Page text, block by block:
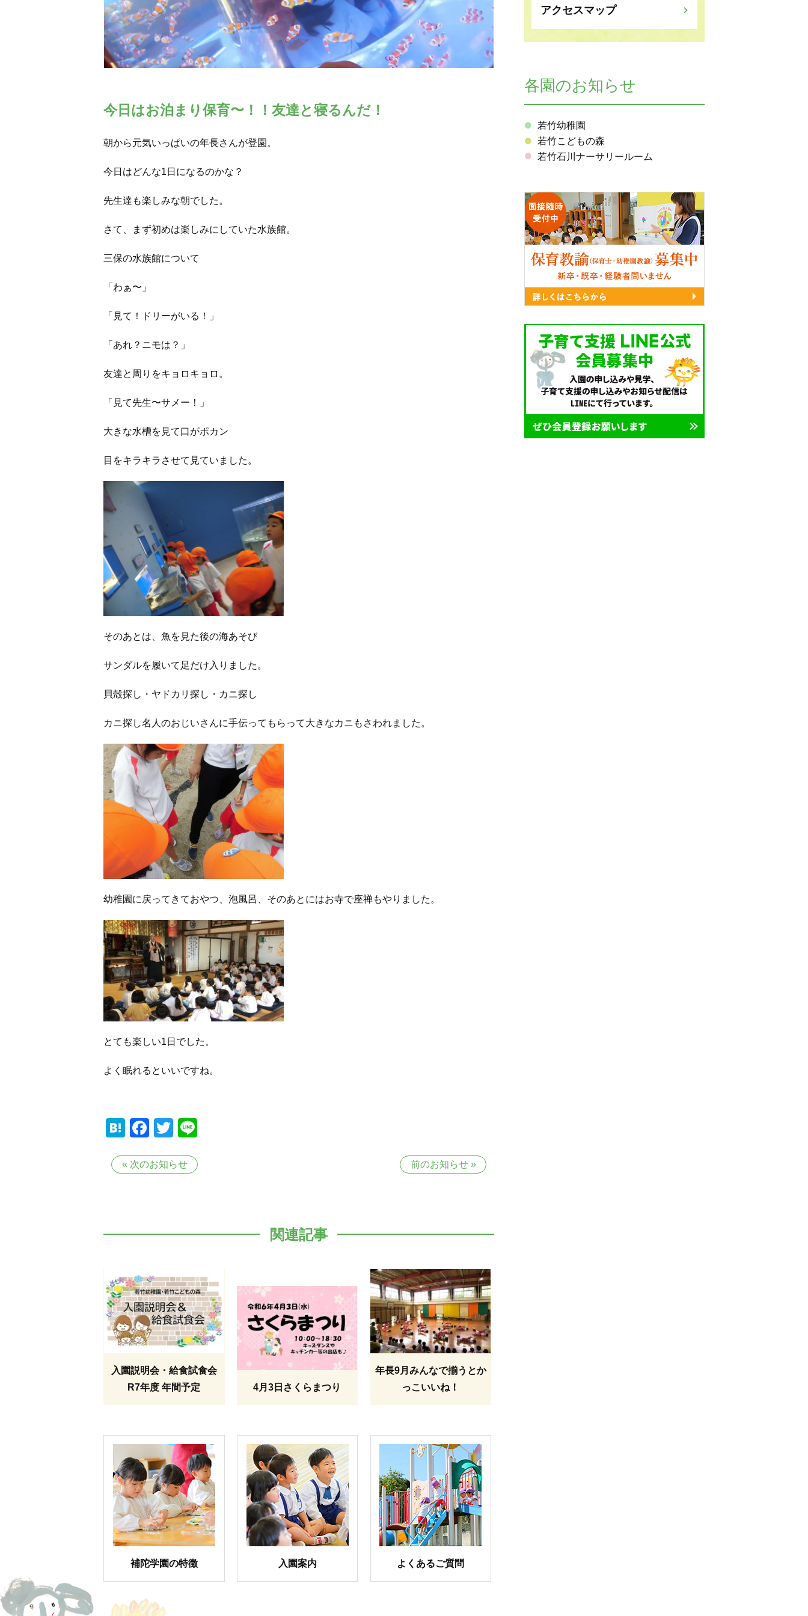
今日はお泊まり保育〜！！友達と寝るんだ！
朝から元気いっぱいの年長さんが登園。
今日はどんな1日になるのかな？
先生達も楽しみな朝でした。
さて、まず初めは楽しみにしていた水族館。
三保の水族館について
「わぁ〜」
「見て！ドリーがいる！」
「あれ？ニモは？」
友達と周りをキョロキョロ。
「見て先生〜サメー！」
大きな水槽を見て口がポカン
目をキラキラさせて見ていました。
そのあとは、魚を見た後の海あそび
サンダルを履いて足だけ入りました。
貝殻探し・ヤドカリ探し・カニ探し
カニ探し名人のおじいさんに手伝ってもらって大きなカニもさわれました。
幼稚園に戻ってきておやつ、泡風呂、そのあとにはお寺で座禅もやりました。
とても楽しい1日でした。
よく眠れるといいですね。
Hatena
Facebook
Twitter
前のお知らせ»
« 次のお知らせ
関連記事
入園説明会・給食試食会
R7年度 年間予定
4月3日さくらまつり
年長9月みんなで揃うとか
っこいいね！
補陀学園の特徴 入園案内 よくあるご質問
アクセスマップ
各園のお知らせ
若竹幼稚園
若竹こどもの森
若竹石川ナーサリールーム